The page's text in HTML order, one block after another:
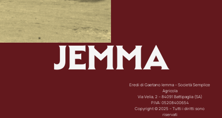
JEMMA
Eredi di Gaetano Iemma – Società Semplice
Agricola
Via Velia, 2 – 84091 Battipaglia (SA)
P.IVA: 05208400654
Copyright © 2025 – Tutti i diritti sono
riservati